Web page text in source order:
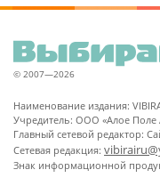
© 2007—2026
Наименование издания:
Учредитель: ООО «Алое Поле
Главный сетевой редактор:
Сетевая редакция:
Знак информационной